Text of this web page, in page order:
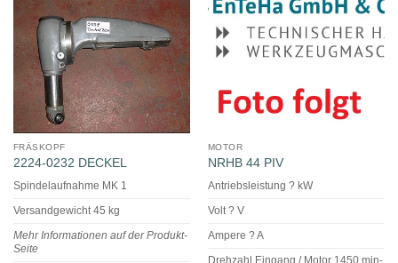
FRÄSKOPF
2224-0232 DECKEL
Spindelaufnahme MK 1
Versandgewicht 45 kg
Mehr Informationen auf der Produkt-
Seite
MOTOR
NRHB 44 PIV
Antriebsleistung ? kW
Volt ? V
Ampere ? A
Drehzahl Eingang / Motor 1450 min-